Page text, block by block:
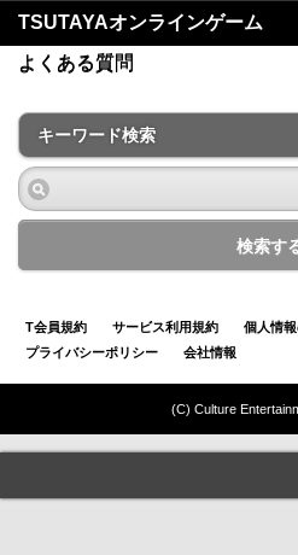
TSUTAYAオンラインゲーム
よくある質問
キーワード検索
検索す
T会員規約 サービス利用規約
個人情
プライバシーポリシー
会社情報
(C) Culture